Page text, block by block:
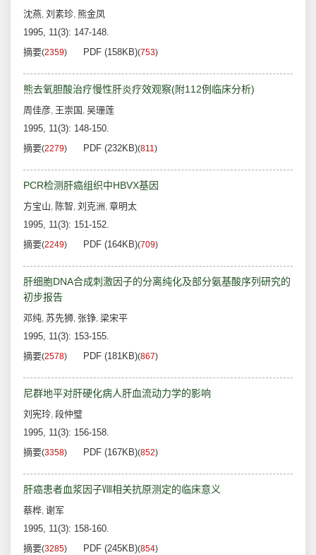
沈燕, 刘素珍, 熊金凤
1995, 11(3): 147-148.
摘要(2359) PDF (158KB)(753)
熊去氧胆酸治疗慢性肝炎疗效观察(附112例临床分析)
周佳彦, 王崇国 , 吴珊莲
1995, 11(3): 148-150.
摘要(2279) PDF (232KB)(811)
PCR检测肝癌组织中HBVX基因
方宝山, 陈智, 刘克洲, 章明太
1995, 11(3): 151-152.
摘要(2249) PDF (164KB)(709)
肝细胞DNA合成刺激因子的分离纯化及部分氨基酸序列研究的
初步报告
邓纯, 苏先狮, 张铮, 梁宋平
1995, 11(3): 153-155.
摘要(2578) PDF (181KB)(867)
尼群地平对肝硬化病人肝血流动力学的影响
刘宪玲, 段仲璧
1995, 11(3): 156-158.
摘要(3358) PDF (167KB)(852)
肝癌患者血浆因子Ⅷ相关抗原测定的临床意义
蔡桦, 谢军
1995, 11(3): 158-160.
摘要(3285) PDF (245KB)(854)